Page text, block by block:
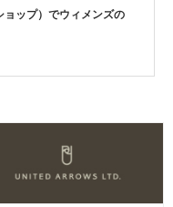
ョップ）でウィメンズの